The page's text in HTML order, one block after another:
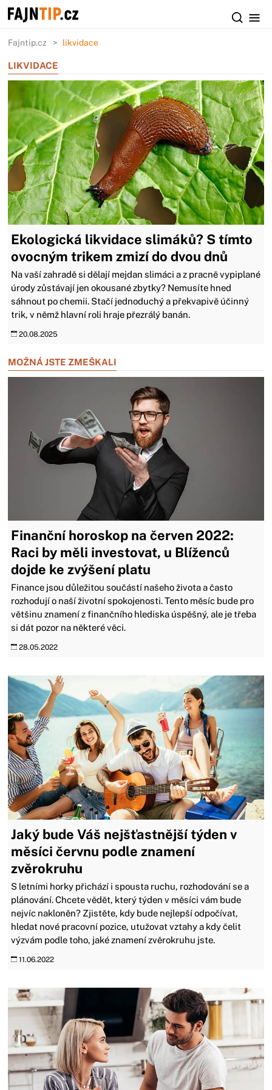
Fajntip.cz likvidace
LIKVIDACE
Ekologická likvidace slimáků? S tímto
ovocným trikem zmizí do dvou dnů
Na vaší zahradě si dělají mejdan slimáci a z pracně vypiplané
úrody zůstávají jen okousané zbytky? Nemusíte hned
sáhnout po chemii. Stačí jednoduchý a překvapivě účinný
trik, v němž hlavní roli hraje přezrálý banán.
20.08.2025
MOŽNÁ JSTE ZMEŠKALI
Finanční horoskop na červen 2022:
Raci by měli investovat, u Blíženců
dojde ke zvýšení platu
Finance jsou důležitou součástí našeho života a často
rozhodují o naší životní spokojenosti. Tento měsíc bude pro
většinu znamení z finančního hlediska úspěšný, ale je třeba
si dát pozor na některé věci.
28.05.2022
Jaký bude Váš nejšťastnější týden v
měsíci červnu podle znamení
zvěrokruhu
S letními horky přichází i spousta ruchu, rozhodování se a
plánování. Chcete vědět, který týden v měsíci vám bude
nejvíc nakloněn? Zjistěte, kdy bude nejlepší odpočívat,
hledat nové pracovní pozice, utužovat vztahy a kdy čelit
výzvám podle toho, jaké znamení zvěrokruhu jste.
11.06.2022